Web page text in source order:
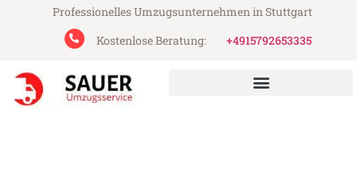
Professionelles Umzugsunternehmen in Stuttgart
Kostenlose Beratung:
+4915792653335